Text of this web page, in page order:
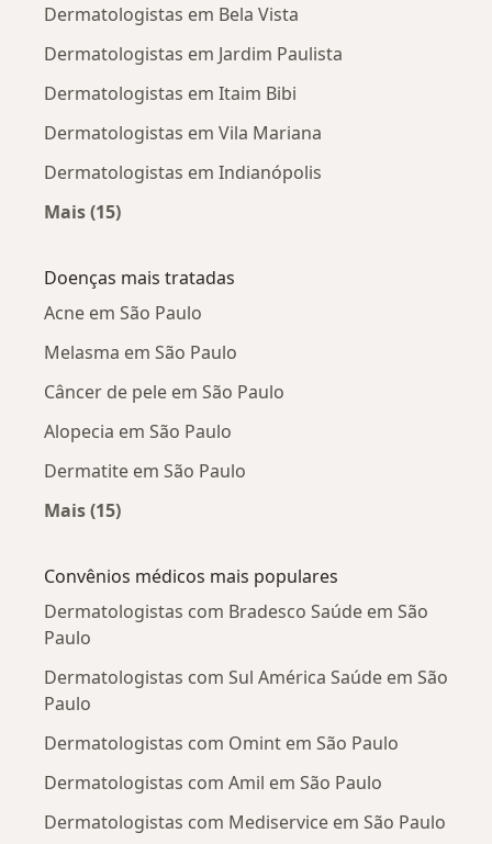
Dermatologistas em Bela Vista
Dermatologistas em Jardim Paulista
Dermatologistas em Itaim Bibi
Dermatologistas em Vila Mariana
Dermatologistas em Indianópolis
Mais (15)
Doenças mais tratadas
Acne em São Paulo
Melasma em São Paulo
Câncer de pele em São Paulo
Alopecia em São Paulo
Dermatite em São Paulo
Mais (15)
Convênios médicos mais populares
Dermatologistas com Bradesco Saúde em São
Paulo
Dermatologistas com Sul América Saúde em São
Paulo
Dermatologistas com Omint em São Paulo
Dermatologistas com Amil em São Paulo
Dermatologistas com Mediservice em São Paulo